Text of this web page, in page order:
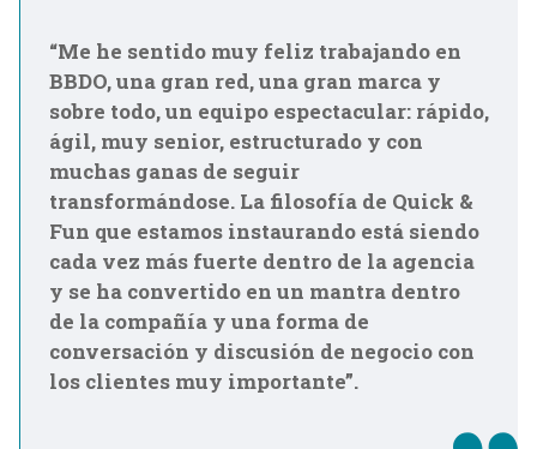
“Me he sentido muy feliz trabajando en
BBDO, una gran red, una gran marca y
sobre todo, un equipo espectacular: rápido,
ágil, muy senior, estructurado y con
muchas ganas de seguir
transformándose. La filosofía de Quick &
Fun que estamos instaurando está siendo
cada vez más fuerte dentro de la agencia
y se ha convertido en un mantra dentro
de la compañía y una forma de
conversación y discusión de negocio con
los clientes muy importante”.